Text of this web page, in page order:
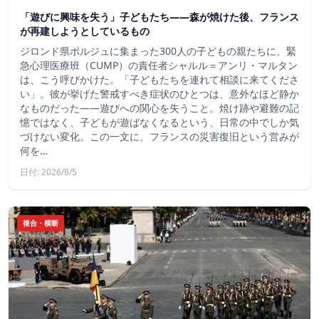
「遊びに興味を失う」子どもたち——森が焼けた後、フランス
が再建しようとしているもの
ジロンド県ポルジュに集まった300人の子どもの親たちに、緊
急心理医療班（CUMP）の責任者シャルル＝アンリ・マルタン
は、こう呼びかけた。「子どもたちを連れて相談に来てくださ
い」。彼が挙げた警戒すべき症状のひとつは、意外なほど静か
なものだった――遊びへの関心を失うこと。焼け跡や避難の記
憶ではなく、子どもが遊ばなくなるという、日常の中でしか気
づけない変化。この一文に、フランスの災害復旧という営みが
何を…
日付: 2026/8/5
複合・横断